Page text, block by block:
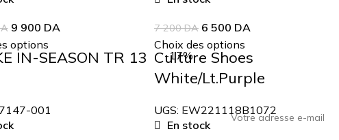
9 900 DA
options
7 200DA 6 500 DA
Choix des options
IN-SEASON TR 13
001
-17%
Culture Shoes
White/Lt.Purple
UGS: EW221118B1072
En stock